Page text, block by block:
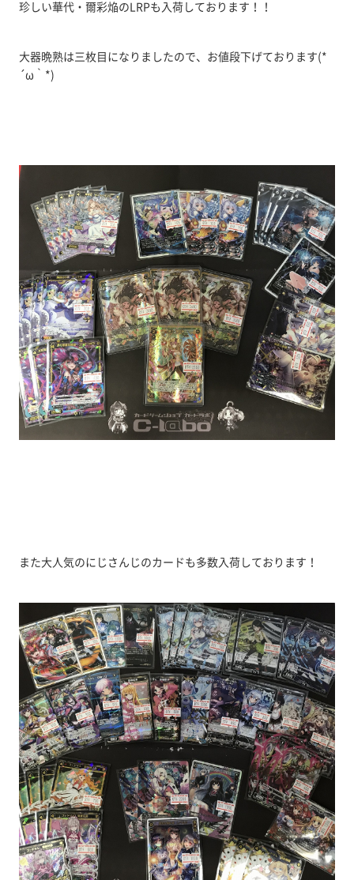
珍しい華代・爾彩焔のLRPも入荷しております！！
大器晩熟は三枚目になりましたので、お値段下げております(*
´ω｀*)
また大人気のにじさんじのカードも多数入荷しております！